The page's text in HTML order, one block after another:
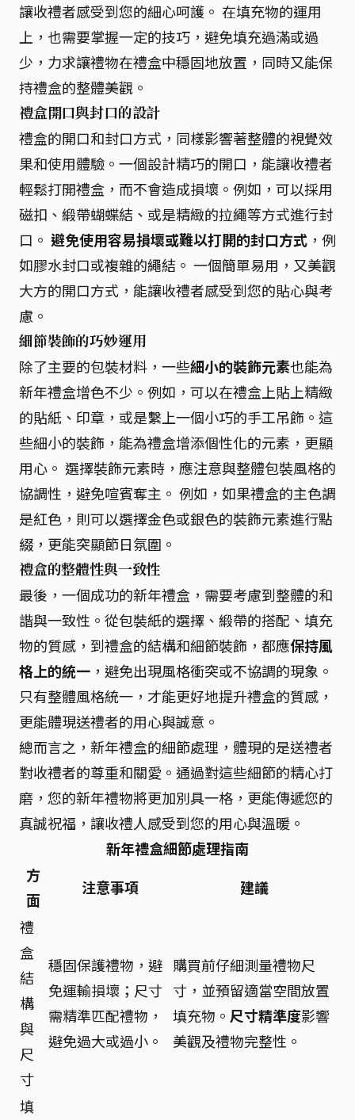
讓收禮者感受到您的細心呵護。 在填充物的運用
上，也需要掌握一定的技巧，避免填充過滿或過
少，力求讓禮物在禮盒中穩固地放置，同時又能保
持禮盒的整體美觀。
禮盒開口與封口的設計
禮盒的開口和封口方式，同樣影響著整體的視覺效
果和使用體驗。一個設計精巧的開口，能讓收禮者
輕鬆打開禮盒，而不會造成損壞。例如，可以採用
磁扣、緞帶蝴蝶結、或是精緻的拉繩等方式進行封
口。 避免使用容易損壞或難以打開的封口方式 ，例
如膠水封口或複雜的繩結。 一個簡單易用，又美觀
大方的開口方式，能讓收禮者感受到您的貼心與考
慮。
細節裝飾的巧妙運用
除了主要的包裝材料，一些細小的裝飾元素也能為
新年禮盒增色不少。例如，可以在禮盒上貼上精緻
的貼紙、印章，或是繫上一個小巧的手工吊飾。這
些細小的裝飾，能為禮盒增添個性化的元素，更顯
用心。 選擇裝飾元素時，應注意與整體包裝風格的
協調性，避免喧賓奪主。 例如，如果禮盒的主色調
是紅色，則可以選擇金色或銀色的裝飾元素進行點
綴，更能突顯節日氛圍。
禮盒的整體性與一致性
最後，一個成功的新年禮盒，需要考慮到整體的和
諧與一致性。從包裝紙的選擇、緞帶的搭配、填充
物的質感，到禮盒的結構和細節裝飾，都應保持風
格上的統一 ，避免出現風格衝突或不協調的現象。
只有整體風格統一，才能更好地提升禮盒的質感，
更能體現送禮者的用心與誠意。
總而言之，新年禮盒的細節處理，體現的是送禮者
對收禮者的尊重和關愛。通過對這些細節的精心打
磨，您的新年禮物將更加別具一格，更能傳遞您的
真誠祝福，讓收禮人感受到您的用心與溫暖。
新年禮盒細節處理指南
方
面
注意事項
建議
禮
盒
結
構
與
尺
寸
穩固保護禮物，避
免運輸損壞；尺寸
需精準匹配禮物，
避免過大或過小。
購買前仔細測量禮物尺
寸，並預留適當空間放置
填充物。 尺寸精準度影響
美觀及禮物完整性。
填